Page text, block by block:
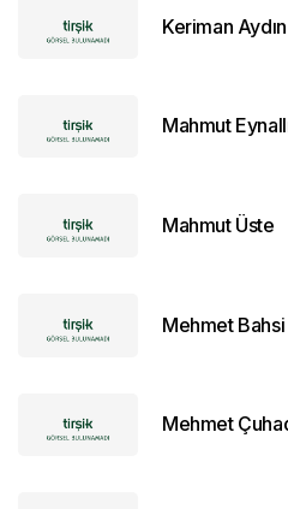
Keriman Aydın
Mahmut
Mahmut Üste
Mehmet Bahsi
Mehmet